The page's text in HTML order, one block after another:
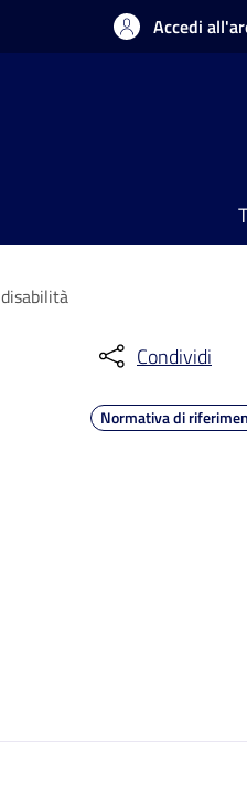
Accedi
Condividi
Normativa di